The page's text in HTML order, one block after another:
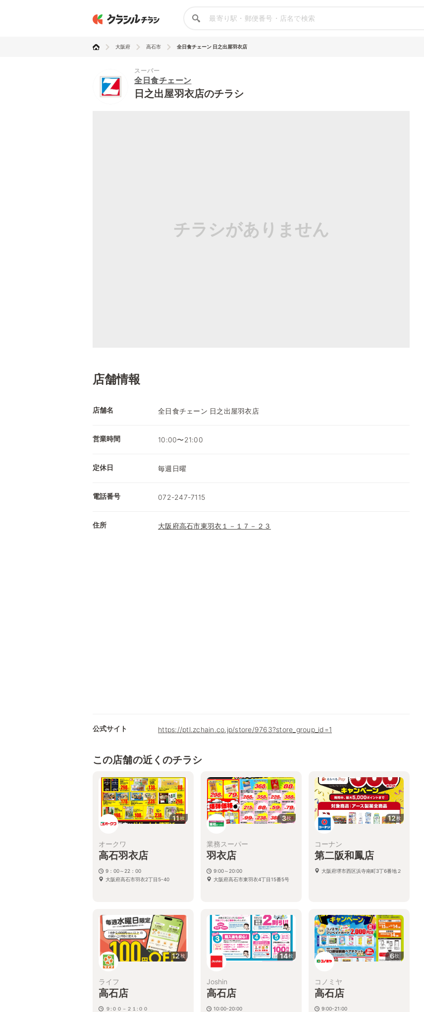
大阪府 高石市 全日食チェーン 日之出屋羽衣店
スーパー
全日食チェーン
日之出屋羽衣店のチラシ
チラシがありません
店舗情報
店舗名 全日食チェーン 日之出屋羽衣店
営業時間 10:00〜21:00
定休日 毎週日曜
電話番号 072-247-7115
住所 大阪府高石市東羽衣１－１７－２３
公式サイト https://ptl.zchain.co.jp/store/9763?store_group_id=1
この店舗の近くのチラシ
11枚
オークワ
高石羽衣店
9：00～22：00
大阪府高石市羽衣2丁目5-40
3枚
業務スーパー
羽衣店
9:00～20:00
大阪府高石市東羽衣4丁目15番5号
12枚
コーナン
第二阪和鳳店
大阪府堺市西区浜寺南町3丁6番地２
12枚
ライフ
高石店
９:００－２１:００
14枚
Joshin
高石店
10:00-20:00
6枚
コノミヤ
高石店
9:00-21:00